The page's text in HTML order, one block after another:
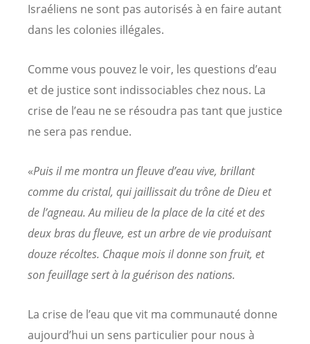
Israéliens ne sont pas autorisés à en faire autant
dans les colonies illégales.
Comme vous pouvez le voir, les questions d’eau
et de justice sont indissociables chez nous. La
crise de l’eau ne se résoudra pas tant que justice
ne sera pas rendue.
«Puis il me montra un fleuve d’eau vive, brillant
comme du cristal, qui jaillissait du trône de Dieu et
de l’agneau. Au milieu de la place de la cité et des
deux bras du fleuve, est un arbre de vie produisant
douze récoltes. Chaque mois il donne son fruit, et
son feuillage sert à la guérison des nations.
La crise de l’eau que vit ma communauté donne
aujourd’hui un sens particulier pour nous à